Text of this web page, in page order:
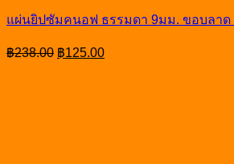
แผ่นยิปซัมคนอฟ ธรรมดา 9มม. ขอบลาด
฿238.00 Original
price
฿125.00Current
price